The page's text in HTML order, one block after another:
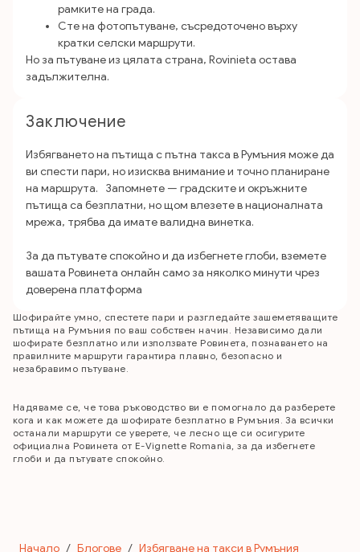
рамките на града.
Сте на фотопътуване, съсредоточено върху
кратки селски маршрути.
Но за пътуване из цялата страна, Rovinieta остава
задължителна.
Заключение
Избягването на пътища с пътна такса в Румъния може да
ви спести пари, но изисква внимание и точно планиране
на маршрута. Запомнете — градските и окръжните
пътища са безплатни, но щом влезете в националната
мрежа, трябва да имате валидна винетка.
За да пътувате спокойно и да избегнете глоби, вземете
вашата Ровинета онлайн само за няколко минути чрез
доверена платформа
Шофирайте умно, спестете пари и разгледайте зашеметяващите
пътища на Румъния по ваш собствен начин. Независимо дали
шофирате безплатно или използвате Ровинета, познаването на
правилните маршрути гарантира плавно, безопасно и
незабравимо пътуване.
Надяваме се, че това ръководство ви е помогнало да разберете
кога и как можете да шофирате безплатно в Румъния. За всички
останали маршрути се уверете, че лесно ще си осигурите
официална Ровинета от E-Vignette Romania, за да избегнете
глоби и да пътувате спокойно.
Начало / Блогове / Избягване на такси в Румъния